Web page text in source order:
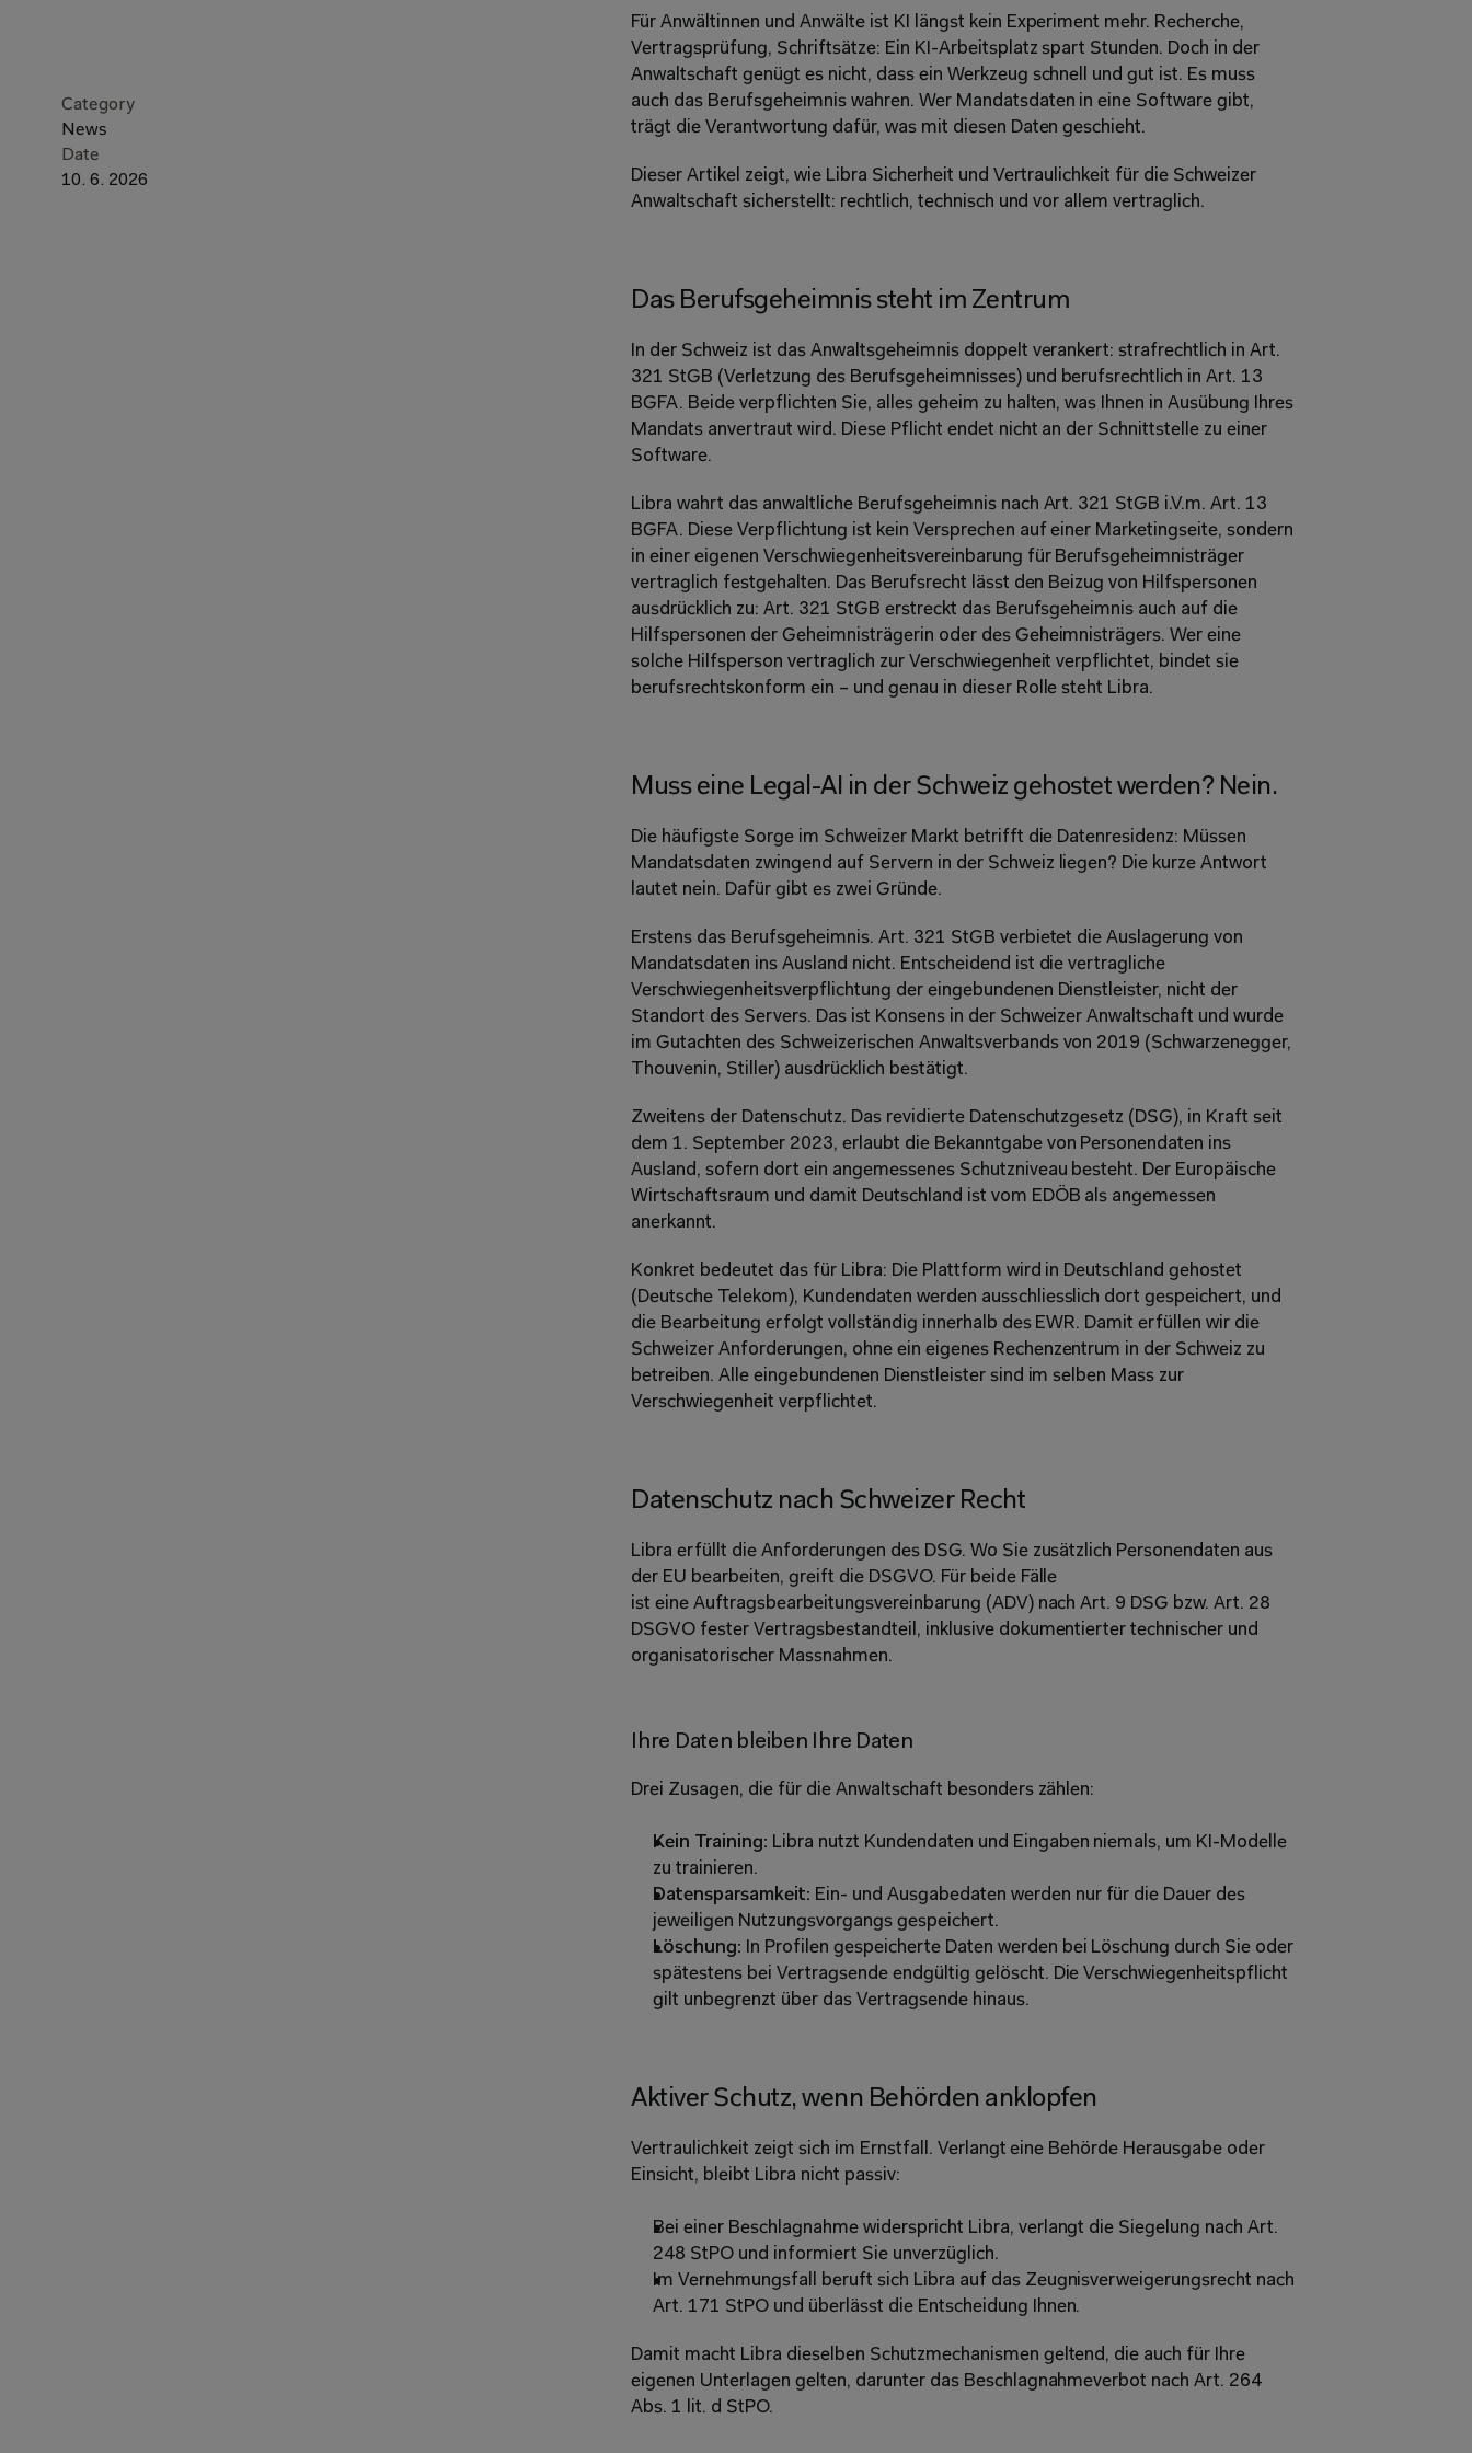
Category
News
Date
10. 6. 2026
Für Anwältinnen und Anwälte ist KI längst kein Experiment mehr. Recherche,
Vertragsprüfung, Schriftsätze: Ein KI-Arbeitsplatz spart Stunden. Doch in der
Anwaltschaft genügt es nicht, dass ein Werkzeug schnell und gut ist. Es muss
auch das Berufsgeheimnis wahren. Wer Mandatsdaten in eine Software gibt,
trägt die Verantwortung dafür, was mit diesen Daten geschieht.
Dieser Artikel zeigt, wie Libra Sicherheit und Vertraulichkeit für die Schweizer
Anwaltschaft sicherstellt: rechtlich, technisch und vor allem vertraglich.
Das Berufsgeheimnis steht im Zentrum
In der Schweiz ist das Anwaltsgeheimnis doppelt verankert: strafrechtlich in Art.
321 StGB (Verletzung des Berufsgeheimnisses) und berufsrechtlich in Art. 13
BGFA. Beide verpflichten Sie, alles geheim zu halten, was Ihnen in Ausübung Ihres
Mandats anvertraut wird. Diese Pflicht endet nicht an der Schnittstelle zu einer
Software.
Libra wahrt das anwaltliche Berufsgeheimnis nach Art. 321 StGB i.V.m. Art. 13
BGFA. Diese Verpflichtung ist kein Versprechen auf einer Marketingseite, sondern
in einer eigenen Verschwiegenheitsvereinbarung für Berufsgeheimnisträger
vertraglich festgehalten. Das Berufsrecht lässt den Beizug von Hilfspersonen
ausdrücklich zu: Art. 321 StGB erstreckt das Berufsgeheimnis auch auf die
Hilfspersonen der Geheimnisträgerin oder des Geheimnisträgers. Wer eine
solche Hilfsperson vertraglich zur Verschwiegenheit verpflichtet, bindet sie
berufsrechtskonform ein – und genau in dieser Rolle steht Libra.
Muss eine Legal-AI in der Schweiz gehostet werden? Nein.
Die häufigste Sorge im Schweizer Markt betrifft die Datenresidenz: Müssen
Mandatsdaten zwingend auf Servern in der Schweiz liegen? Die kurze Antwort
lautet nein. Dafür gibt es zwei Gründe.
Erstens das Berufsgeheimnis. Art. 321 StGB verbietet die Auslagerung von
Mandatsdaten ins Ausland nicht. Entscheidend ist die vertragliche
Verschwiegenheitsverpflichtung der eingebundenen Dienstleister, nicht der
Standort des Servers. Das ist Konsens in der Schweizer Anwaltschaft und wurde
im Gutachten des Schweizerischen Anwaltsverbands von 2019 (Schwarzenegger,
Thouvenin, Stiller) ausdrücklich bestätigt.
Zweitens der Datenschutz. Das revidierte Datenschutzgesetz (DSG), in Kraft seit
dem 1. September 2023, erlaubt die Bekanntgabe von Personendaten ins
Ausland, sofern dort ein angemessenes Schutzniveau besteht. Der Europäische
Wirtschaftsraum und damit Deutschland ist vom EDÖB als angemessen
anerkannt.
Konkret bedeutet das für Libra: Die Plattform wird in Deutschland gehostet
(Deutsche Telekom), Kundendaten werden ausschliesslich dort gespeichert, und
die Bearbeitung erfolgt vollständig innerhalb des EWR. Damit erfüllen wir die
Schweizer Anforderungen, ohne ein eigenes Rechenzentrum in der Schweiz zu
betreiben. Alle eingebundenen Dienstleister sind im selben Mass zur
Verschwiegenheit verpflichtet.
Datenschutz nach Schweizer Recht
Libra erfüllt die Anforderungen des DSG. Wo Sie zusätzlich Personendaten aus
der EU bearbeiten, greift die DSGVO. Für beide Fälle
ist eine Auftragsbearbeitungsvereinbarung (ADV) nach Art. 9 DSG bzw. Art. 28
DSGVO fester Vertragsbestandteil, inklusive dokumentierter technischer und
organisatorischer Massnahmen.
Ihre Daten bleiben Ihre Daten
Drei Zusagen, die für die Anwaltschaft besonders zählen:
Kein Training: Libra nutzt Kundendaten und Eingaben niemals, um KI-Modelle
zu trainieren.
Datensparsamkeit: Ein- und Ausgabedaten werden nur für die Dauer des
jeweiligen Nutzungsvorgangs gespeichert.
Löschung: In Profilen gespeicherte Daten werden bei Löschung durch Sie oder
spätestens bei Vertragsende endgültig gelöscht. Die Verschwiegenheitspflicht
gilt unbegrenzt über das Vertragsende hinaus.
Aktiver Schutz, wenn Behörden anklopfen
Vertraulichkeit zeigt sich im Ernstfall. Verlangt eine Behörde Herausgabe oder
Einsicht, bleibt Libra nicht passiv:
Bei einer Beschlagnahme widerspricht Libra, verlangt die Siegelung nach Art.
248 StPO und informiert Sie unverzüglich.
Im Vernehmungsfall beruft sich Libra auf das Zeugnisverweigerungsrecht nach
Art. 171 StPO und überlässt die Entscheidung Ihnen.
Damit macht Libra dieselben Schutzmechanismen geltend, die auch für Ihre
eigenen Unterlagen gelten, darunter das Beschlagnahmeverbot nach Art. 264
Abs. 1 lit. d StPO.